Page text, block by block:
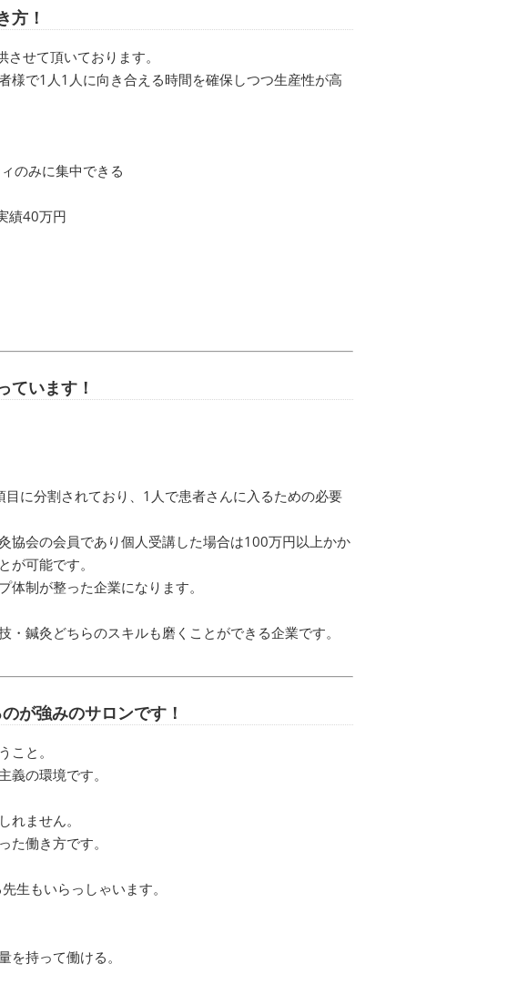
方！
せて頂いております。
様で1人1人に向き合える時間を確保しつつ生産性が高
のみに集中できる
績40万円
ています！
に分割されており、1人で患者さんに入るための必要
協会の会員であり個人受講した場合は100万円以上かか
が可能です。
制が整った企業になります。
鍼灸どちらのスキルも磨くことができる企業です。
が強みのサロンです！
こと。
の環境です。
ません。
た働き方です。
生もいらっしゃいます。
持って働ける。